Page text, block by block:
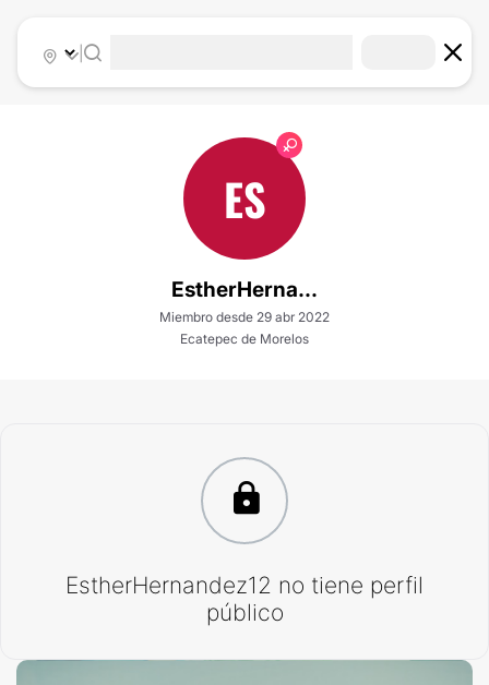
|
ES
EstherHerna...
Miembro desde 29 abr 2022
Ecatepec de Morelos
EstherHernandez12 no tiene perfil
público